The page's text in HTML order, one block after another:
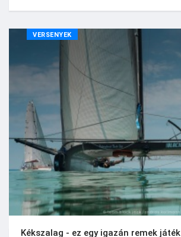
VERSENYEK
Kékszalag - ez egy igazán remek játék